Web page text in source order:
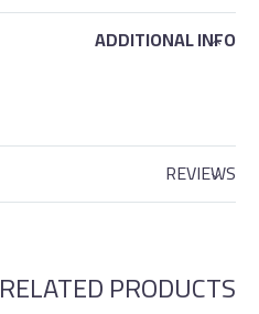
ADDITIONAL INFO
REVIEWS
RELATED PRODUCTS